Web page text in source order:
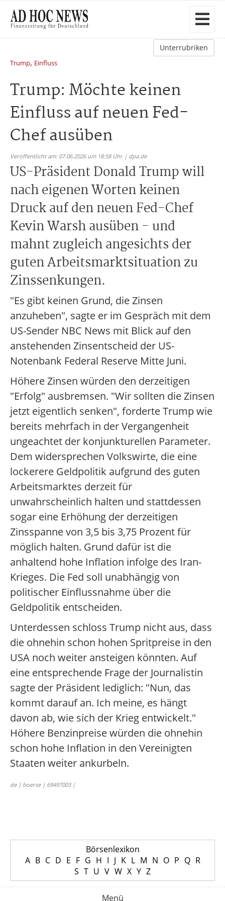
Unterrubriken
Trump, Einfluss
Trump: Möchte keinen
Einfluss auf neuen Fed-
Chef ausüben
Veröffentlicht am: 07.06.2026 um 18:58 Uhr | dpa.de
US-Präsident Donald Trump will
nach eigenen Worten keinen
Druck auf den neuen Fed-Chef
Kevin Warsh ausüben - und
mahnt zugleich angesichts der
guten Arbeitsmarktsituation zu
Zinssenkungen.
"Es gibt keinen Grund, die Zinsen
anzuheben", sagte er im Gespräch mit dem
US-Sender NBC News mit Blick auf den
anstehenden Zinsentscheid der US-
Notenbank Federal Reserve Mitte Juni.
Höhere Zinsen würden den derzeitigen
"Erfolg" ausbremsen. "Wir sollten die Zinsen
jetzt eigentlich senken", forderte Trump wie
bereits mehrfach in der Vergangenheit
ungeachtet der konjunkturellen Parameter.
Dem widersprechen Volkswirte, die eine
lockerere Geldpolitik aufgrund des guten
Arbeitsmarktes derzeit für
unwahrscheinlich halten und stattdessen
sogar eine Erhöhung der derzeitigen
Zinsspanne von 3,5 bis 3,75 Prozent für
möglich halten. Grund dafür ist die
anhaltend hohe Inflation infolge des Iran-
Krieges. Die Fed soll unabhängig von
politischer Einflussnahme über die
Geldpolitik entscheiden.
Unterdessen schloss Trump nicht aus, dass
die ohnehin schon hohen Spritpreise in den
USA noch weiter ansteigen könnten. Auf
eine entsprechende Frage der Journalistin
sagte der Präsident lediglich: "Nun, das
kommt darauf an. Ich meine, es hängt
davon ab, wie sich der Krieg entwickelt."
Höhere Benzinpreise würden die ohnehin
schon hohe Inflation in den Vereinigten
Staaten weiter ankurbeln.
de | boerse | 69497003 |
Börsenlexikon
A B C D E F G H I J K L M N O P Q R
S T U V W X Y Z
Menü